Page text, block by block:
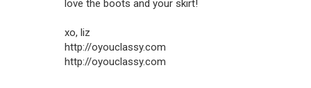
love the boots and your skirt!
xo, liz
http://oyouclassy.com
http://oyouclassy.com